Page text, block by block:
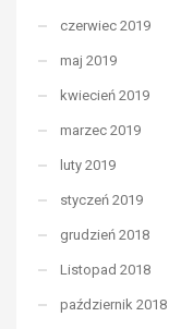
czerwiec 2019
maj 2019
kwiecień 2019
marzec 2019
luty 2019
styczeń 2019
grudzień 2018
Listopad 2018
październik 2018